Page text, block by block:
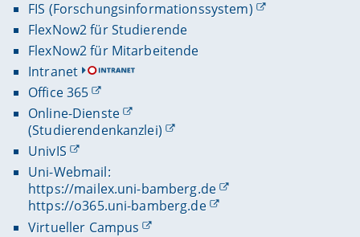
FIS (Forschungsinformationssystem)
FlexNow2 für Studierende
FlexNow2 für Mitarbeitende
Intranet
Office 365
Online-Dienste
(Studierendenkanzlei)
UnivIS
Uni-Webmail:
https://mailex.uni-bamberg.de
https://o365.uni-bamberg.de
Virtueller Campus